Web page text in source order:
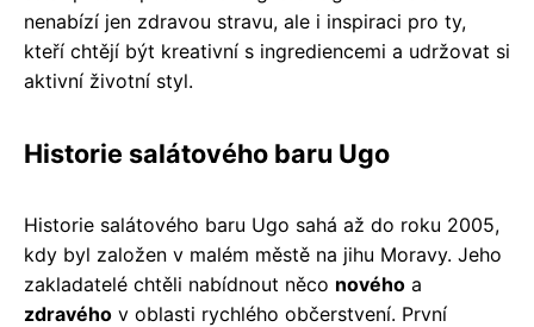
nenabízí jen zdravou stravu, ale i inspiraci pro ty,
kteří chtějí být kreativní s ingrediencemi a udržovat si
aktivní životní styl.
Historie salátového baru Ugo
Historie salátového baru Ugo sahá až do roku 2005,
kdy byl založen v malém městě na jihu Moravy. Jeho
zakladatelé chtěli nabídnout něco nového a
zdravého v oblasti rychlého občerstvení. První